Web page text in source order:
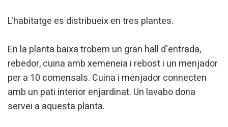
L'habitatge es distribueix en tres plantes.
En la planta baixa trobem un gran hall d'entrada,
rebedor, cuina amb xemeneia i rebost i un menjador
per a 10 comensals. Cuina i menjador connecten
amb un pati interior enjardinat. Un lavabo dona
servei a aquesta planta.
Tècniques i funcionals
Sempre activades
Si continua navegant, suposa l'acceptació de la instal·lació
de les mateixes. L'usuari té la possibilitat de configurar el
navegador podent, si així ho desitja, impedir que siguin
instal·lades al disc dur, encara que haurà de tenir en
compte que aquesta acció podrà ocasionar dificultats de
navegació de la pàgina web.